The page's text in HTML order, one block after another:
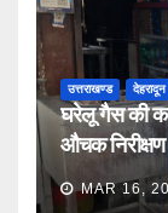
उत्तराखण्ड देहरादून
घरेलू गैस की
औचक निरीक्षण
MAR 16,